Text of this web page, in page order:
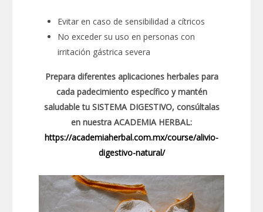
Evitar en caso de sensibilidad a cítricos
No exceder su uso en personas con
irritación gástrica severa
Prepara diferentes aplicaciones herbales para
cada padecimiento específico y mantén
saludable tu SISTEMA DIGESTIVO, consúltalas
en nuestra ACADEMIA HERBAL:
https://academiaherbal.com.mx/course/alivio-
digestivo-natural/